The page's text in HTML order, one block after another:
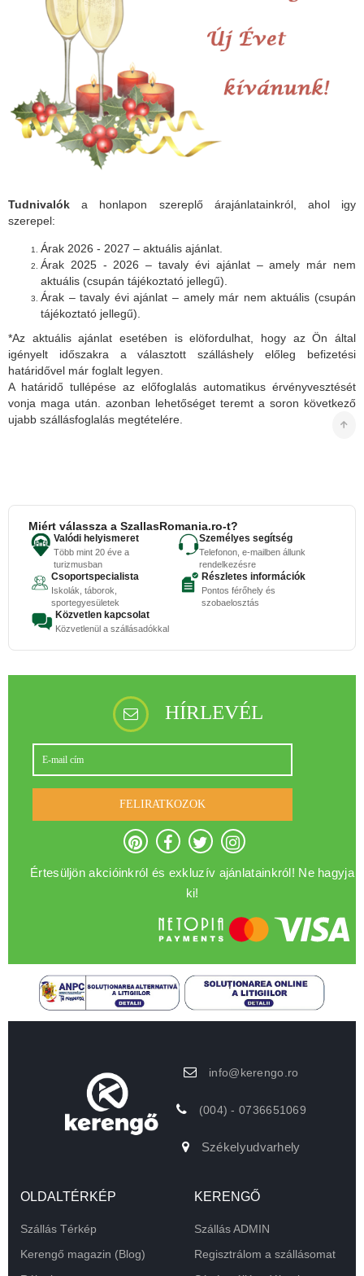
Tudnivalók a honlapon szereplő árajánlatainkról, ahol igy
szerepel:
Árak 2026 - 2027 – aktuális ajánlat.
Árak 2025 - 2026 – tavaly évi ajánlat – amely már nem
aktuális (csupán tájékoztató jellegű).
Árak – tavaly évi ajánlat – amely már nem aktuális (csupán
tájékoztató jellegű).
*Az aktuális ajánlat esetében is elöfordulhat, hogy az Ön által
igényelt időszakra a választott szálláshely előleg befizetési
határidővel már foglalt legyen.
A határidő tullépése az előfoglalás automatikus érvényvesztését
vonja maga után. azonban lehetőséget teremt a soron következő
ujabb szállásfoglalás megtételére.
Miért válassza a SzallasRomania.ro-t?
Valódi helyismeret
Több mint 20 éve a
turizmusban
Személyes segítség
Telefonon, e-mailben állunk
rendelkezésre
Csoportspecialista
Iskolák, táborok,
sportegyesületek
Részletes információk
Pontos férőhely és
szobaelosztás
Közvetlen kapcsolat
Közvetlenül a szállásadókkal
HÍRLEVÉL
FELIRATKOZOK
Értesüljön akcióinkról és exkluzív ajánlatainkról! Ne hagyja
ki!
info@kerengo.ro
(004) - 0736651069
Székelyudvarhely
OLDALTÉRKÉP
Szállás Térkép
Kerengő magazin (Blog)
KERENGŐ
Szállás ADMIN
Regisztrálom a szállásomat